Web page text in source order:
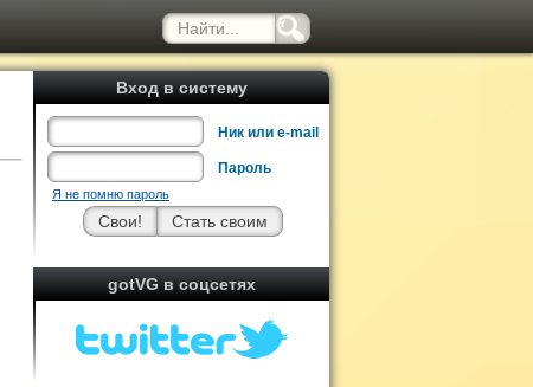
Вход в систему
Ник или e-mail
Пароль
Я не помню пароль
gotVG в соцсетях